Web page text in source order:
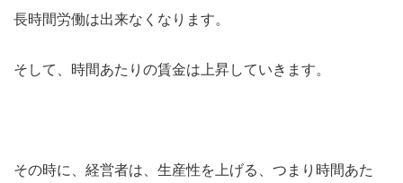
長時間労働は出来なくなります。
そして、時間あたりの賃金は上昇していきます。
その時に、経営者は、生産性を上げる、つまり時間あた